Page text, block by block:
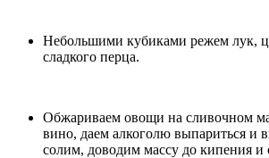
Небольшими кубиками режем лук,
сладкого перца.
Обжариваем овощи на сливочном
вино, даем алкоголю выпариться и
солим, доводим массу до кипения и